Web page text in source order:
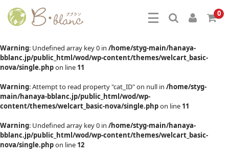
0
Warning: Undefined array key 0 in /home/styg-main/hanaya-
bblanc.jp/public_html/wod/wp-content/themes/welcart_basic-
nova/single.phpon line 11
Warning: Attempt to read property "cat_ID" on null in /home/styg-
main/hanaya-bblanc.jp/public_html/wod/wp-
content/themes/welcart_basic-nova/single.phpon line 11
Warning: Undefined array key 0 in /home/styg-main/hanaya-
bblanc.jp/public_html/wod/wp-content/themes/welcart_basic-
nova/single.phpon line 12